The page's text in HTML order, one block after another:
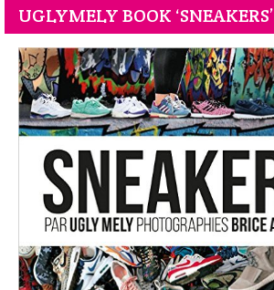
UGLYMELY BOOK ‘SNEAKERS’